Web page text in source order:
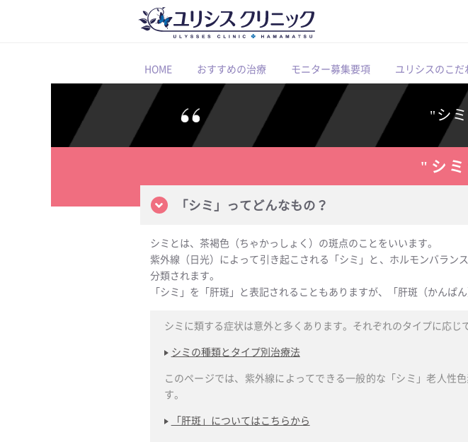
HOME おすすめの治療 モニター募集要項 ユリシスのこだ
"シ
"シ
「シミ」ってどんなもの？
シミとは、茶褐色（ちゃかっしょく）の斑点のことをいいます。
紫外線（日光）によって引き起こされる「シミ」と、ホルモンバラン
分類されます。
「シミ」を「肝斑」と表記されることもありますが、「肝斑（かんぱ
シミに類する症状は意外と多くあります。それぞれのタイプに応じ
シミの種類とタイプ別治療法
このページでは、紫外線によってできる一般的な「シミ」老人性
す。
「肝斑」についてはこちらから